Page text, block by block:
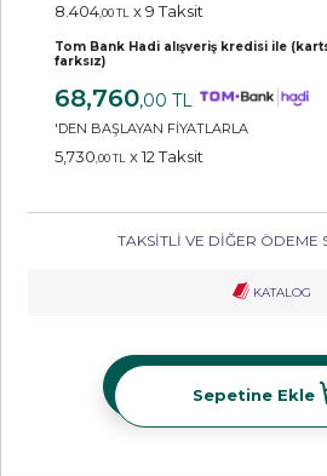
8.404,00 TL x 9 Taksit
Tom Bank Hadi alışveriş kredisi ile
farksız)
68,760,00 TL
'DEN BAŞLAYAN FİYATLARLA
5,730,00 TL x 12 Taksit
TAKSİTLİ VE DİĞER ÖDEME
KATALOG
Sepetine Ekle
Sepetine Ekle